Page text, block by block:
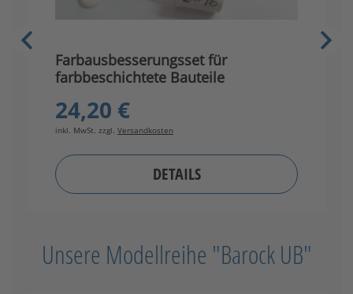
Farbausbesserungsset für
farbbeschichtete Bauteile
24,20 €
inkl. MwSt. zzgl. Versandkosten
DETAILS
Unsere Modellreihe "Barock UB"